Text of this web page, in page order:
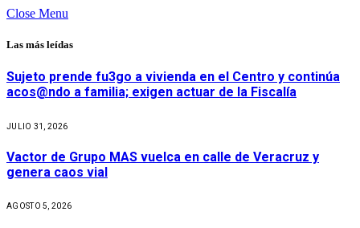
Close Menu
Las más leídas
Sujeto prende fu3go a vivienda en el Centro y continúa
acos@ndo a familia; exigen actuar de la Fiscalía
JULIO 31, 2026
Vactor de Grupo MAS vuelca en calle de Veracruz y
genera caos vial
AGOSTO 5, 2026